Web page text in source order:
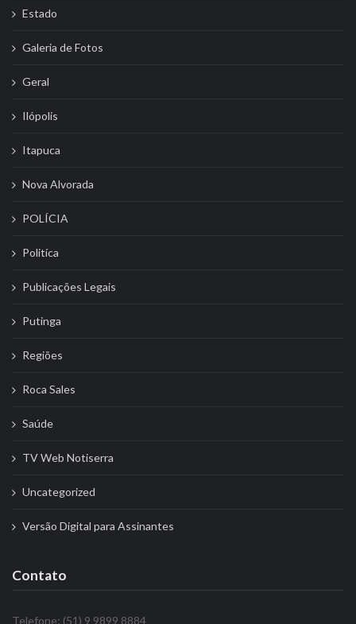
Estado
Galeria de Fotos
Geral
Ilópolis
Itapuca
Nova Alvorada
POLÍCIA
Politíca
Publicações Legais
Putinga
Regiões
Roca Sales
Saúde
TV Web Notiserra
Uncategorized
Versão Digital para Assinantes
Contato
Telefone: (51) 9 9899 8884